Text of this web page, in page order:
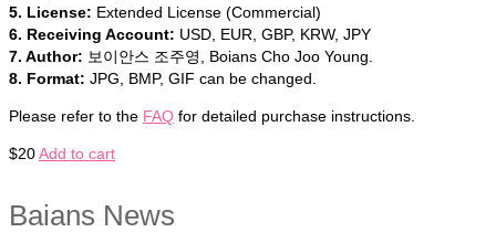
5. License: Extended License (Commercial)
6. Receiving Account: USD, EUR, GBP, KRW, JPY
7. Author: 보이안스 조주영, Boians Cho Joo Young.
8. Format: JPG, BMP, GIF can be changed.
Please refer to the FAQ for detailed purchase instructions.
$20Add to cart
Baians News